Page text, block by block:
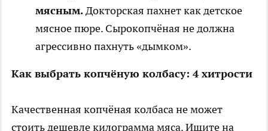
мясным.Докторская пахнет как детское
мясное пюре. Сырокопчёная не должна
агрессивно пахнуть «дымком».
Как выбрать копчёную колбасу: 4 хитрости
Качественная копчёная колбаса не может
стоить дешевле килограмма мяса. Ищите на